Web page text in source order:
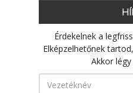
Érdekelnek a
Elképzelhetőnek
Akkor